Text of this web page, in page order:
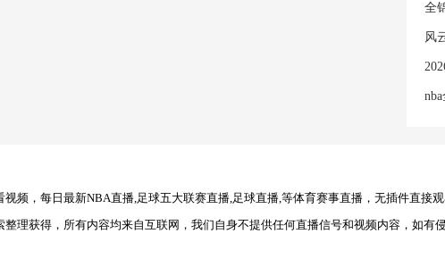
全
风
频，每日最新NBA直播,足球五大联赛直播,足球直播,等体育赛事直播，无插件直接观
理获得，所有内容均来自互联网，我们自身不提供任何直播信号和视频内容，如有